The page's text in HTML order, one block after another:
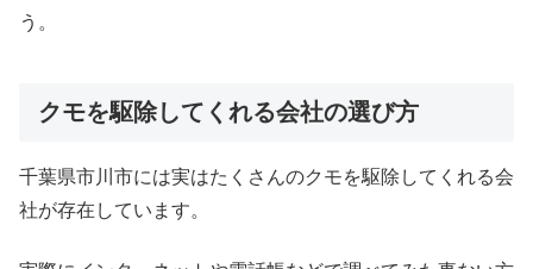
う。
クモを駆除してくれる会社の選び方
千葉県市川市には実はたくさんのクモを駆除してくれる会
社が存在しています。